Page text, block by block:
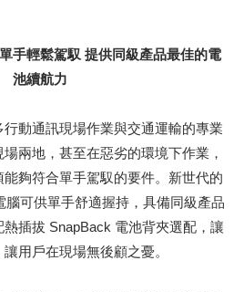
手輕鬆駕馭 提供同級產品最佳的電
池續航力
行動通訊現場作業與交通運輸的專業
兩地，甚至在惡劣的環境下作業，
夠符合單手駕馭的要件。新世代的
腦可供單手舒適握持，具備同級產品
插拔 SnapBack 電池背夾選配，讓
用戶在現場無後顧之憂。